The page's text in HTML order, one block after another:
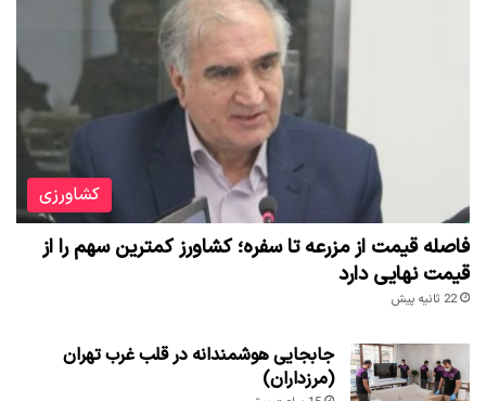
کشاورزی
فاصله قیمت از مزرعه تا سفره؛ کشاورز کمترین سهم را از
قیمت نهایی دارد
22 ثانیه پیش
جابجایی هوشمندانه در قلب غرب تهران
(مرزداران)